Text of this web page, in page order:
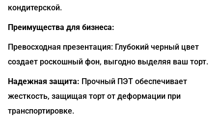
кондитерской.
Преимущества для бизнеса:
Превосходная презентация: Глубокий черный цвет
создает роскошный фон, выгодно выделяя ваш торт.
Надежная защита: Прочный ПЭТ обеспечивает
жесткость, защищая торт от деформации при
транспортировке.